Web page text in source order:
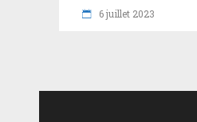
6 juillet 2023